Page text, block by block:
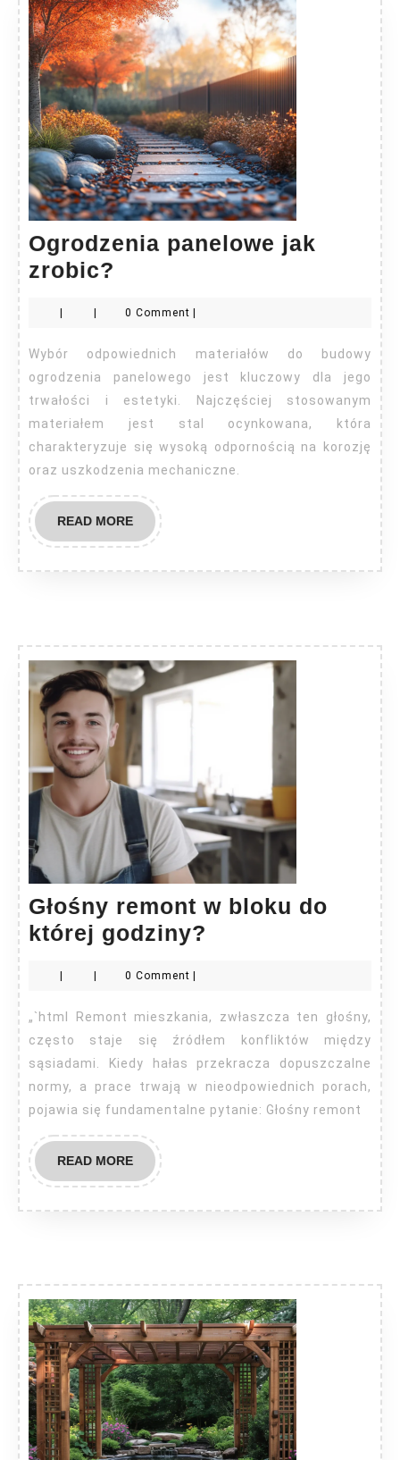
Ogrodzenia panelowe jak
zrobic?
jak
zrobic?
0 Comment
Wybór odpowiednich materiałów do budowy
ogrodzenia panelowego jest kluczowy dla jego
trwałości i estetyki. Najczęściej stosowanym
materiałem jest stal ocynkowana, która
charakteryzuje się wysoką odpornością na korozję
oraz uszkodzenia mechaniczne.
READ MOREREAD
MORE
Głośny remont w bloku do
której godziny?
bloku
do
której
godziny?
| | 0 Comment |
„`html Remont mieszkania, zwłaszcza ten głośny,
często staje się źródłem konfliktów między
sąsiadami. Kiedy hałas przekracza dopuszczalne
normy, a prace trwają w nieodpowiednich porach,
pojawia się fundamentalne pytanie: Głośny remont
READ MOREREAD
MORE